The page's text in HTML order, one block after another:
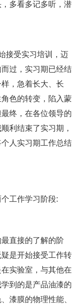
多看多记多听，潜
接受实习培训，迈
过，实习期已经结
，急着长大、长
色的转变，陷入蒙
终，在各位领导的
利结束了实习期，
人实习期工作总结
工作学习阶段:
直接的了解的阶
是开始接受工作转
实验室，与其他在
到的是产品油漆的
漆膜的物理性能、